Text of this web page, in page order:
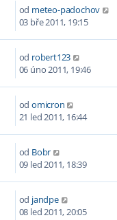
od meteo-padochov
03 bře 2011, 19:15
od robert123
06 úno 2011, 19:46
od omicron
21 led 2011, 16:44
od Bobr
09 led 2011, 18:39
od jandpe
08 led 2011, 20:05